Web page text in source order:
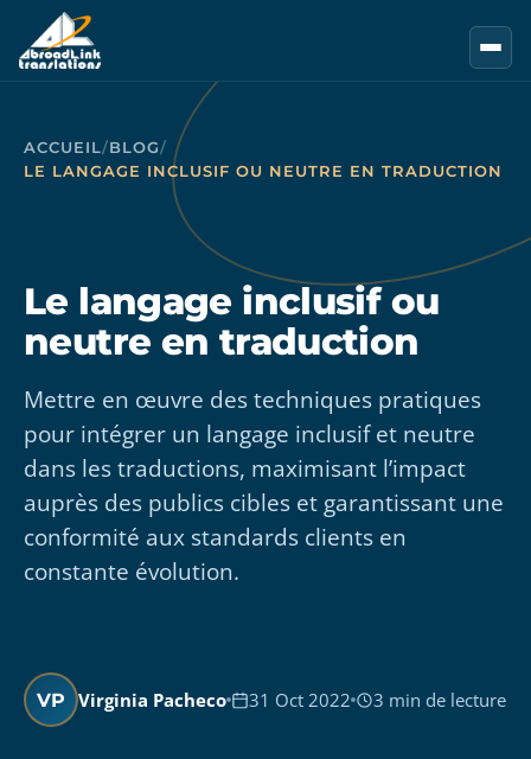
Aller au contenu principal
ACCUEIL/BLOG/
LE LANGAGE INCLUSIF OU NEUTRE EN TRADUCTION
Le langage inclusif ou
neutre en traduction
Mettre en œuvre des techniques pratiques
pour intégrer un langage inclusif et neutre
dans les traductions, maximisant l’impact
auprès des publics cibles et garantissant une
conformité aux standards clients en
constante évolution.
VP Virginia Pacheco 31 Oct 2022 3 min de lecture